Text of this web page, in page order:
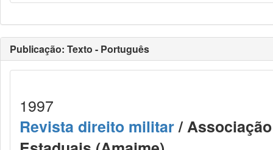
Publicação: Texto - Português
1997
Revista direito militar/